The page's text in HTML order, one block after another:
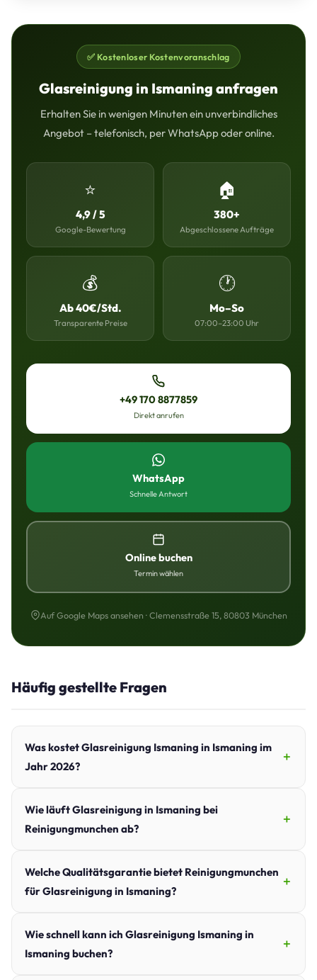
✅ Kostenloser Kostenvoranschlag
Glasreinigung in Ismaning anfragen
Erhalten Sie in wenigen Minuten ein unverbindliches
Angebot – telefonisch, per WhatsApp oder online.
⭐
4,9 / 5
Google-Bewertung
🏠
380+
Abgeschlossene Aufträge
💰
Ab 40€/Std.
Transparente Preise
🕐
Mo–So
07:00–23:00 Uhr
+49 170 8877859
Direkt anrufen
WhatsApp
Schnelle Antwort
Online buchen
Termin wählen
Auf Google Maps ansehen · Clemensstraße 15, 80803 München
Häufig gestellte Fragen
Was kostet Glasreinigung Ismaning in Ismaning im
Jahr 2026?
Wie läuft Glasreinigung in Ismaning bei
Reinigungmunchen ab?
Welche Qualitätsgarantie bietet Reinigungmunchen
für Glasreinigung in Ismaning?
Wie schnell kann ich Glasreinigung Ismaning in
Ismaning buchen?